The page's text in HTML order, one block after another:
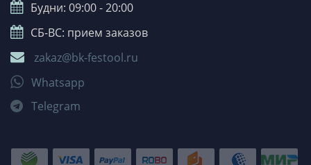
Будни: 09:00 - 20:00
СБ-ВС: прием заказов
zakaz@bk-festool.ru
Whatsapp
Telegram